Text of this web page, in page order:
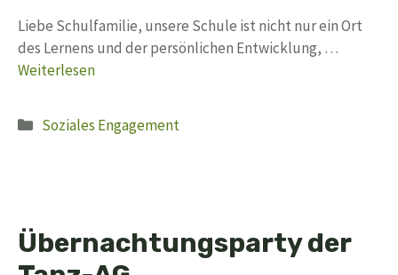
Liebe Schulfamilie, unsere Schule ist nicht nur ein Ort
des Lernens und der persönlichen Entwicklung, …
Weiterlesen
Kategorien
Soziales Engagement
Übernachtungsparty der